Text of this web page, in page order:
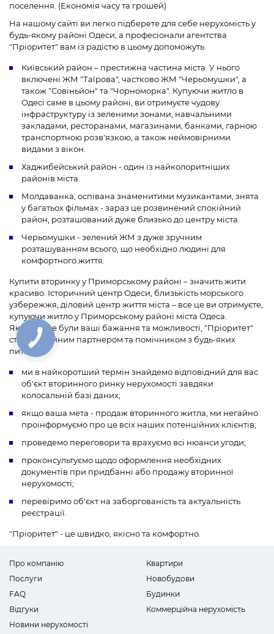
поселення. (Економія часу та грошей)
На нашому сайті ви легко підберете для себе нерухомість у
будь-якому районі Одеси, а професіонали агентства
"Пріоритет" вам із радістю в цьому допоможуть.
Київський район – престижна частина міста. У нього
включені ЖМ "Таїрова", частково ЖМ "Черьомушки", а
також "Совіньйон" та "Чорноморка". Купуючи житло в
Одесі саме в цьому районі, ви отримуєте чудову
інфраструктуру із зеленими зонами, навчальними
закладами, ресторанами, магазинами, банками, гарною
транспортною розв'язкою, а також неймовірними
видами з вікон.
Хаджибейський район - один із найколоритніших
районів міста.
Молдаванка, оспівана знаменитими музикантами, знята
у багатьох фільмах - зараз це розвинений спокійний
район, розташований дуже близько до центру міста.
Черьомушки - зелений ЖМ з дуже зручним
розташуванням всього, що необхідно людині для
комфортного життя.
Купити вторинку у Приморському районі – значить жити
красиво. Історичний центр Одеси, близькість морського
узбережжя, діловий центр життя міста – все це ви отримуєте,
купуючи житло у Приморському районі міста Одеса.
Якими б не були ваші бажання та можливості, "Пріоритет"
стане надійним партнером та помічником з будь-яких
питань:
ми в найкоротший термін знайдемо відповідний для вас
об'єкт вторинного ринку нерухомості завдяки
колосальній базі даних;
якщо ваша мета - продаж вторинного житла, ми негайно
проінформуємо про це всіх наших потенційних клієнтів;
проведемо переговори та врахуємо всі нюанси угоди;
проконсультуємо щодо оформлення необхідних
документів при придбанні або продажу вторинної
нерухомості;
перевіримо об'єкт на заборгованість та актуальність
реєстрації.
"Пріоритет" - це швидко, якісно та комфортно.
Про компанію
Послуги
FAQ
Відгуки
Новини нерухомості
Квартири
Новобудови
Будинки
Коммерційна нерухомість